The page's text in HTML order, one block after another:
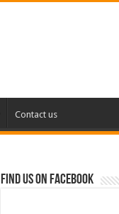
Contact us
Find us on Facebook